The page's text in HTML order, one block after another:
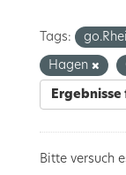
Tags:
Hagen
Bitte versuch